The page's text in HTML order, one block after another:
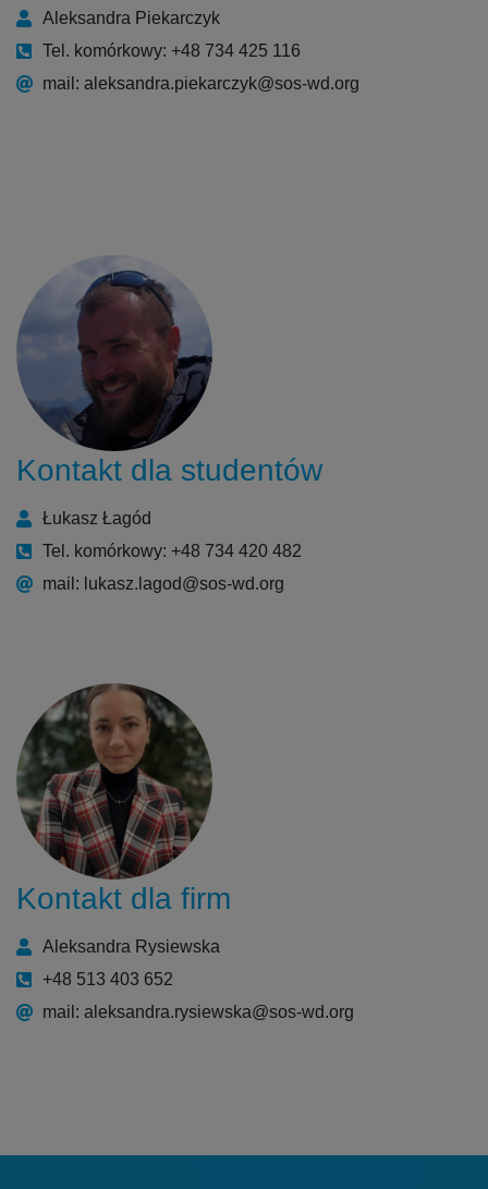
Aleksandra Piekarczyk
Tel. komórkowy: +48 734 425 116
mail: aleksandra.piekarczyk@sos-wd.org
Kontakt dla studentów
Łukasz Łagód
Tel. komórkowy: +48 734 420 482
mail: lukasz.lagod@sos-wd.org
Kontakt dla firm
Aleksandra Rysiewska
+48 513 403 652
mail: aleksandra.rysiewska@sos-wd.org